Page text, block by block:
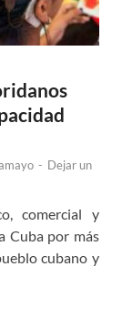
- Dejar un
comercial y
Cuba por más
cubano y